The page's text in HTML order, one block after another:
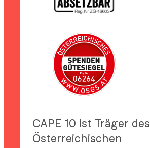
CAPE 10 ist Träger des
Österreichischen